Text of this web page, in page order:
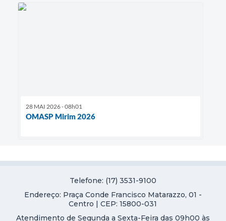
28 MAI 2026 - 08h01
OMASP Mirim 2026
Telefone: (17) 3531-9100
Endereço: Praça Conde Francisco Matarazzo, 01 -
Centro | CEP: 15800-031
Atendimento de Segunda a Sexta-Feira das 09h00 às